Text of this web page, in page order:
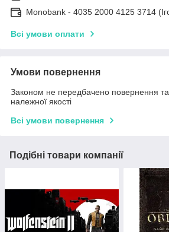
Monobank - 4035 2000 4125 3714
Всі умови оплати
Умови повернення
Законом не передбачено повернення
належної якості
Всі умови повернення
Подібні товари компанії